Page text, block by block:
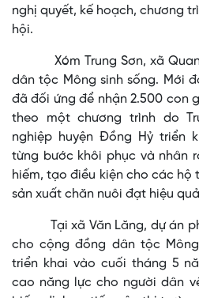
nghị quyết, kế hoạch, chương
hội.
Xóm Trung Sơn, xã Quang
dân tộc Mông sinh sống. Mới
đã đối ứng để nhận 2.500 con
theo một chương trình do
nghiệp huyện Đồng Hỷ triển
từng bước khôi phục và nhân
hiếm, tạo điều kiện cho các hộ
sản xuất chăn nuôi đạt hiệu
Tại xã Văn Lăng, dự án
cho cộng đồng dân tộc
triển khai vào cuối tháng 5
cao năng lực cho người dân